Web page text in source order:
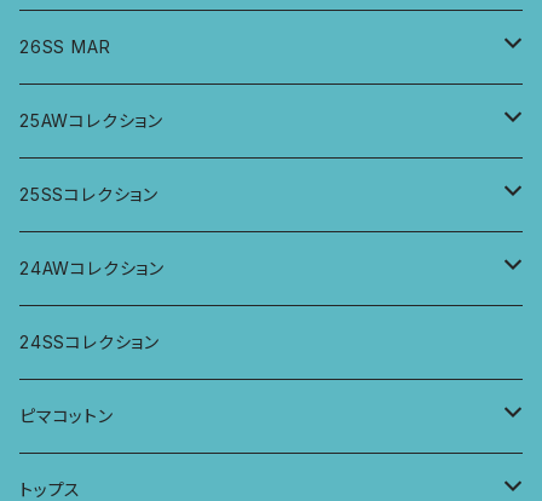
26SS MAR
トップス
ジャケット、羽織
パンツ
ワンピース
25AWコレクション
トップス
パンツ
スカート
パーカー
25SSコレクション
トップス
パンツ
ワンピース
24AWコレクション
ワイドパンツ
ロングスリーブトップス
ロングスリーブワンピース
24SSコレクション
ピマコットン
Tシャツ
トップス